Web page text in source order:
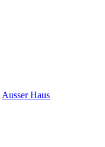
Ausser Haus